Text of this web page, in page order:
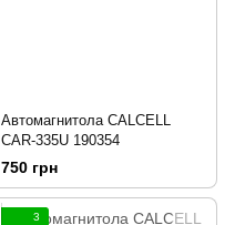
Автомагнитола CALCELL
CAR-335U 190354
750 грн
3